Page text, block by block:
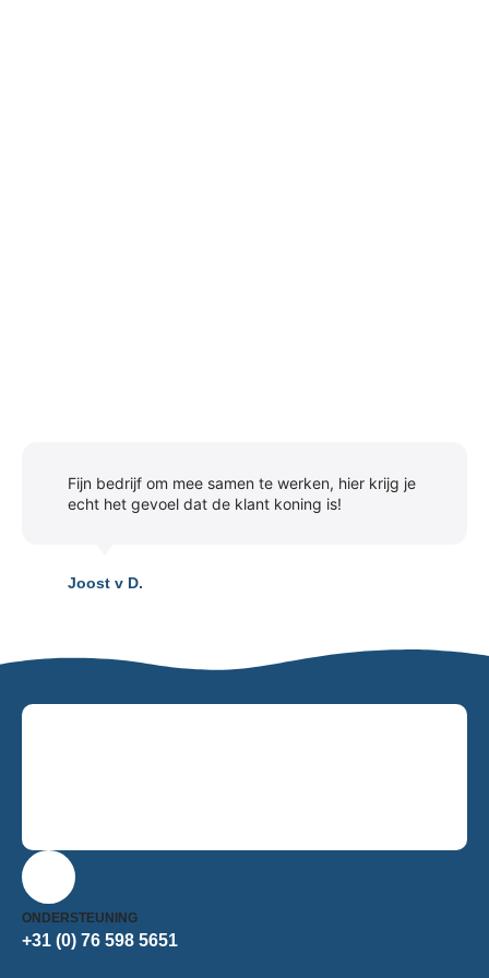
Fijn bedrijf om mee samen te werken, hier krijg je
echt het gevoel dat de klant koning is!
Joost v D.
ONDERSTEUNING
+31 (0) 76 598 5651